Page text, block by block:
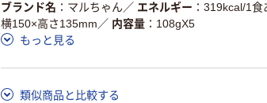
ブランド名 マルちゃん／ エネルギー 319kcal/1食
横150×高さ135mm ／ 内容量
108gX5
もっと見る
類似商品と比較する